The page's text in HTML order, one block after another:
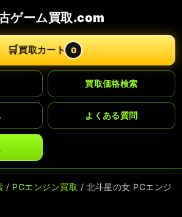
ゲーム買取.com
🛒買取カート 0
買取価格検索
よくある質問
/ PCエンジン買取 / 北斗星の女 PCエンジ